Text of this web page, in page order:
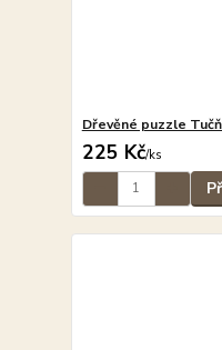
Dřevěné puzzle
225 Kč/ks